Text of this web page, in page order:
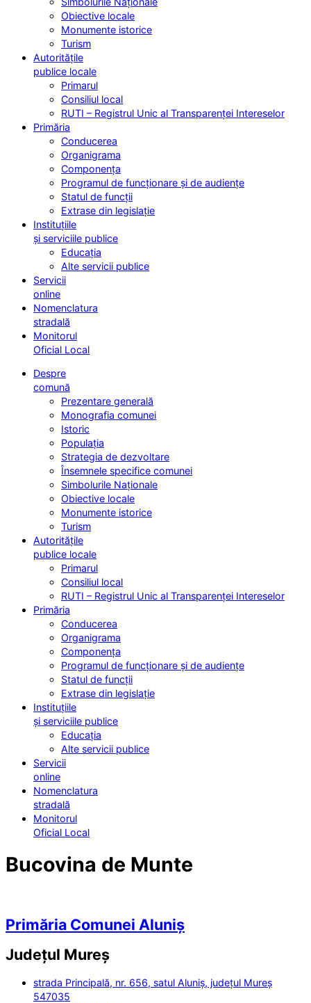
Obiective locale
Monumente istorice
Turism
Autoritățile
publice locale
Primarul
Consiliul local
RUTI – Registrul Unic al Transparenței Intereselor
Primăria
Conducerea
Organigrama
Componența
Programul de funcționare și de audiențe
Statul de funcții
Extrase din legislație
Instituțiile
și serviciile publice
Educația
Alte servicii publice
Servicii
online
Nomenclatura
stradală
Monitorul
Oficial Local
Despre
comună
Prezentare generală
Monografia comunei
Istoric
Populația
Strategia de dezvoltare
Însemnele specifice comunei
Simbolurile Naționale
Obiective locale
Monumente istorice
Turism
Autoritățile
publice locale
Primarul
Consiliul local
RUTI – Registrul Unic al Transparenței Intereselor
Primăria
Conducerea
Organigrama
Componența
Programul de funcționare și de audiențe
Statul de funcții
Extrase din legislație
Instituțiile
și serviciile publice
Educația
Alte servicii publice
Servicii
online
Nomenclatura
stradală
Monitorul
Oficial Local
Bucovina de Munte
Primăria Comunei Aluniș
Județul Mureș
strada Principală, nr. 656, satul Aluniș, județul Mureș
547035